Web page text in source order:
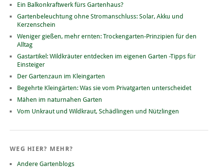
Ein Balkonkraftwerk fürs Gartenhaus?
Gartenbeleuchtung ohne Stromanschluss: Solar, Akku und
Kerzenschein
Weniger gießen, mehr ernten: Trockengarten-Prinzipien für den
Alltag
Gastartikel: Wildkräuter entdecken im eigenen Garten -Tipps für
Einsteiger
Der Gartenzaun im Kleingarten
Begehrte Kleingärten: Was sie vom Privatgarten unterscheidet
Mähen im naturnahen Garten
Vom Unkraut und Wildkraut, Schädlingen und Nützlingen
WEG HIER? MEHR?
Andere Gartenblogs